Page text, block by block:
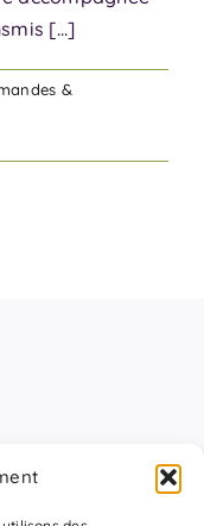
[...]
&